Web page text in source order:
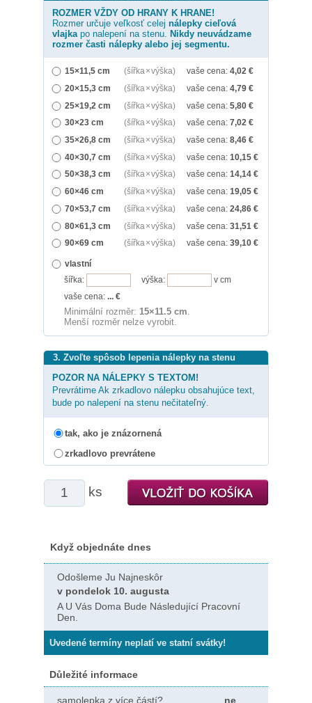
ROZMER VŽDY OD HRANY K HRANE!
Rozmer určuje veľkosť celej nálepky cieľová
vlajkapo nalepení na stenu. Nikdy neuvádzame
rozmer časti nálepky alebo jej segmentu.
15×11,5 cm (šířka × výška) vaše cena: 4,02 €
20×15,3 cm
(šířka × výška) vaše cena: 4,79 €
25×19,2 cm
(šířka × výška) vaše cena: 5,80 €
30×23 cm
(šířka × výška) vaše cena: 7,02 €
35×26,8 cm
(šířka × výška) vaše cena: 8,46 €
40×30,7 cm
(šířka × výška) vaše cena: 10,15 €
50×38,3 cm
(šířka × výška) vaše cena: 14,14 €
60×46 cm
(šířka × výška) vaše cena: 19,05 €
70×53,7 cm
(šířka × výška) vaše cena: 24,86 €
80×61,3 cm
(šířka × výška) vaše cena: 31,51 €
90×69 cm
(šířka × výška) vaše cena: 39,10 €
vlastní
šířka:
výška:
v cm
vaše cena: ... €
Minimální rozměr: 15×11.5 cm
Menší rozměr nelze vyrobit.
3. Zvoľte spôsob lepenia nálepky na stenu
POZOR NA NÁLEPKY S TEXTOM!
Prevrátime Ak zrkadlovo nálepku obsahujúce text,
bude po nalepení na stenu nečitateľný.
tak, ako je znázornená
zrkadlovo prevrátene
ks
Když objednáte dnes
Odošleme Ju Najneskôr
v pondelok 10. augusta
A U Vás Doma Bude Následující Pracovní
Den.
Uvedené termíny neplatí ve statní svátky!
Důležité informace
samolepka z více částí? ne